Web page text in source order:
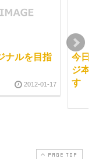
ナルを目指
2012-01-17
今
ジ
す
PAGE TOP